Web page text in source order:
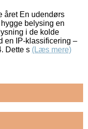
året En udendørs
belysing en
i de kolde
en IP-klassificering –
Dette s (Læs mere)